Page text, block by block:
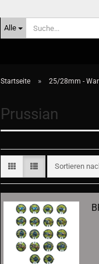
Alle
Startseite » 25/28mm -
Prussian
Sortieren
Sortieren